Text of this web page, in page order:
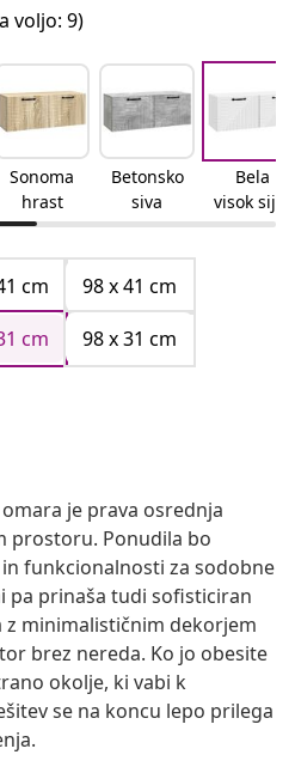
voljo: 9)
Sonoma
hrast
Betonsko
siva
Bela
visok sijaj
cm
98 x 41 cm
cm 98 x 31 cm
je prava osrednja
prostoru. Ponudila bo
funkcionalnosti za sodobne
pa prinaša tudi sofisticiran
z minimalističnim dekorjem
brez nereda. Ko jo obesite
okolje, ki vabi k
se na koncu lepo prilega